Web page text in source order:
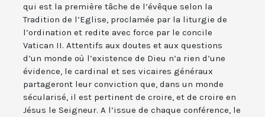
qui est la première tâche de l’évêque selon la
Tradition de l’Eglise, proclamée par la liturgie de
l’ordination et redite avec force par le concile
Vatican II. Attentifs aux doutes et aux questions
d’un monde où l’existence de Dieu n’a rien d’une
évidence, le cardinal et ses vicaires généraux
partageront leur conviction que, dans un monde
sécularisé, il est pertinent de croire, et de croire en
Jésus le Seigneur. A l’issue de chaque conférence, le